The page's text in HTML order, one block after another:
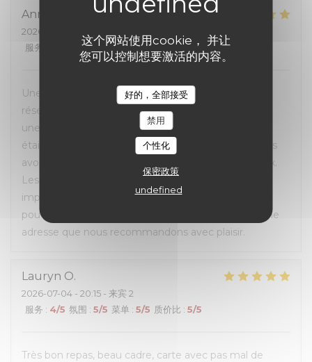
这个网站使用cookie， 并让
您可以控制想要激活的内容。
好的，全部接受
禁用
个性化
保密政策
undefined
Anna
2026-07-05
服务
氛围:5 /5 菜单 : 5/5 质价比 :5 /5
Une excellente expérience du début à la fin. La
réservation en ligne était très simple et fluide, avec
une confirmation rapide par e-mail et SMS. L’accueil
était chaleureux et le personnel très à l’écoute. Nous
avons pu choisir la table qui nous convenait le mieux.
Les burgers étaient excellents et le service
impeccable. Nous avons également apprécié de
pouvoir emporter ce qui n’avait pas été terminé. Une
adresse que nous recommandons avec plaisir.
Lauryn O
2026-07-04 - 20:15 - 来宾 2
服务 : 4/5 氛围 : 5/5 菜单 : 5/5 质价比 : 5/5
Très bon repas, beau cadre, carte avec pas mal de